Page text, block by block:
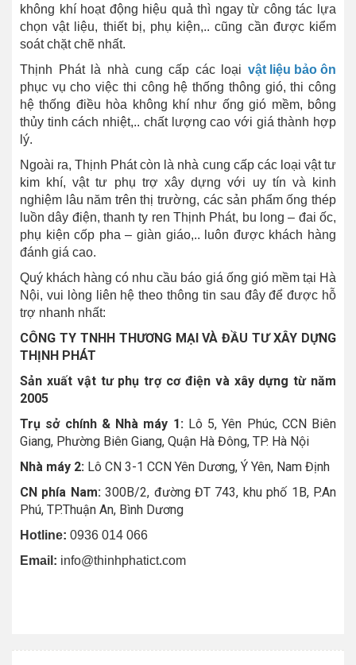
không khí hoạt động hiệu quả thì ngay từ công tác lựa
chọn vật liệu, thiết bị, phụ kiện,.. cũng cần được kiểm
soát chặt chẽ nhất.
Thịnh Phát là nhà cung cấp các loại vật liệu bảo ôn
phục vụ cho việc thi công hệ thống thông gió, thi công
hệ thống điều hòa không khí như ống gió mềm, bông
thủy tinh cách nhiệt,.. chất lượng cao với giá thành hợp
lý.
Ngoài ra, Thịnh Phát còn là nhà cung cấp các loại vật tư
kim khí, vật tư phụ trợ xây dựng với uy tín và kinh
nghiệm lâu năm trên thị trường, các sản phẩm ống thép
luồn dây điện, thanh ty ren Thịnh Phát, bu long – đai ốc,
phụ kiện cốp pha – giàn giáo,.. luôn được khách hàng
đánh giá cao.
Quý khách hàng có nhu cầu báo giá ống gió mềm tại Hà
Nội, vui lòng liên hệ theo thông tin sau đây để được hỗ
trợ nhanh nhất:
CÔNG TY TNHH THƯƠNG MẠI VÀ ĐẦU TƯ XÂY DỰNG
THỊNH PHÁT
Sản xuất vật tư phụ trợ cơ điện và xây dựng từ năm
2005
Trụ sở chính & Nhà máy 1: Lô 5, Yên Phúc, CCN Biên
Giang, Phường Biên Giang, Quận Hà Đông, TP. Hà Nội
Nhà máy 2: Lô CN 3-1 CCN Yên Dương, Ý Yên, Nam Định
CN phía Nam:300B/2, đường ĐT 743, khu phố 1B, P.An
Phú, TP.Thuận An, Bình Dương
Hotline: 0936 014 066
Email: info@thinhphatict.com